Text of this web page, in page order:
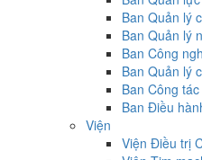
Ban Quản lý
Ban Quản lý
Ban Công
Ban Quản lý
Ban Công
Ban Điều
Viện
Viện Điều trị